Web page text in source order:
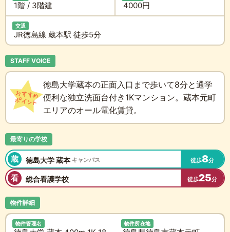
1階 / 3階建 4000円
交通
JR徳島線 蔵本駅 徒歩5分
STAFF VOICE
徳島大学蔵本の正面入口まで歩いて8分と通学
便利な独立洗面台付き1Kマンション。蔵本元町
エリアのオール電化賃貸。
最寄りの学校
蔵 徳島大学 蔵本 キャンパス 徒歩8分
看 総合看護学校 徒歩25分
物件詳細
物件管理名 物件所在地